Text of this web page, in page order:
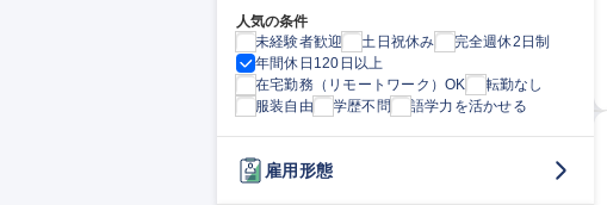
人気の条件
未経験者歓迎
土日祝休み
完全週休2日制
年間休日120日以上
在宅勤務（リモートワーク）OK
転勤なし
服装自由
学歴不問 語学力を活かせる
雇用形態